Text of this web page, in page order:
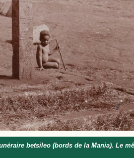
betsileo (bords de la Mania). Le